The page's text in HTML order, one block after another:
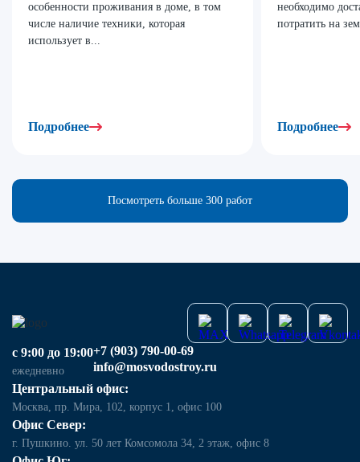
особенности проживания в доме, в том
числе наличие техники, которая
использует в...
Подробнее
необходимо
потратить на
Подробнее
Посмотреть больше 300 работ
с 9:00 до 19:00
ежедневно
+7 (903) 790-00-69
info@mosvodostroy.ru
Центральный офис:
Москва, пр. Мира, 102, корпус 1, офис 100
Офис Север:
г. Пушкино. ул. 50 лет Комсомола 34, 2 этаж, офис 8